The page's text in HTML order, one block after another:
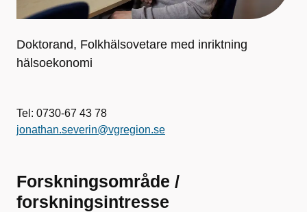
Doktorand, Folkhälsovetare med inriktning
hälsoekonomi
Tel: 0730-67 43 78
jonathan.severin@vgregion.se
Forskningsområde /
forskningsintresse